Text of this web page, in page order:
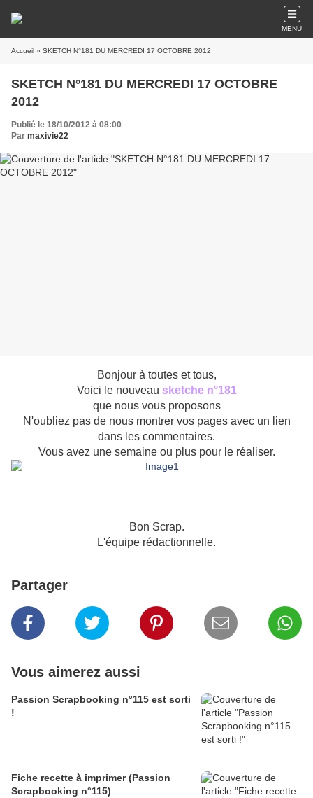
MENU
Accueil » SKETCH N°181 DU MERCREDI 17 OCTOBRE 2012
SKETCH N°181 DU MERCREDI 17 OCTOBRE
2012
Publié le 18/10/2012 à 08:00
Par maxivie22
Bonjour à toutes et tous,
Voici le nouveau sketche n°181
que nous vous proposons
N'oubliez pas de nous montrer vos pages avec un lien
dans les commentaires.
Vous avez une semaine ou plus pour le réaliser.
Bon Scrap.
L'équipe rédactionnelle.
Partager
Vous aimerez aussi
Passion Scrapbooking n°115 est sorti
!
Fiche recette à imprimer (Passion
Scrapbooking n°115)